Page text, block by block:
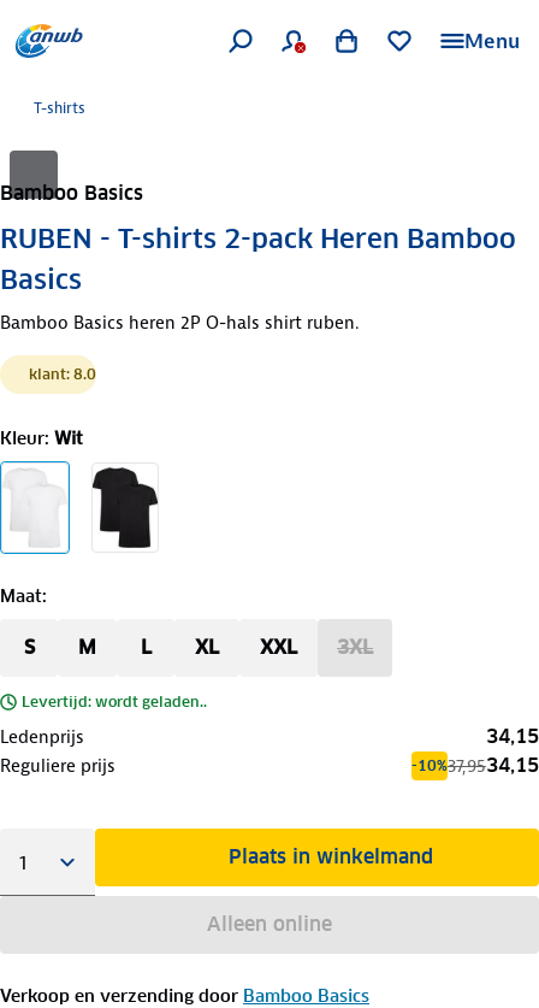
Menu
T-shirts
Bamboo Basics
RUBEN - T-shirts 2-pack Heren Bamboo
Basics
Bamboo Basics heren 2P O-hals shirt ruben.
klant: 8.0
Kleur: Wit
Maat:
S M L XL XXL 3XL
Levertijd: wordt geladen..
Ledenprijs 34,15
Reguliere prijs -10%37,9534,15
Plaats in winkelmand
Alleen online
Verkoop en verzending door Bamboo Basics